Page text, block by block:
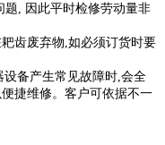
题, 因此平时检修劳动量非
齿废弃物,如必须订货时要
备产生常见故障时,会全
捷维修。客户可依据不一